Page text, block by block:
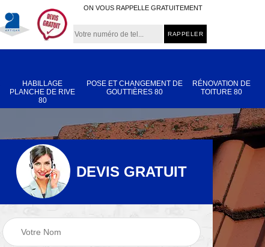
ON VOUS RAPPELLE GRATUITEMENT
HABILLAGE
PLANCHE DE RIVE
80
POSE ET CHANGEMENT DE
GOUTTIÈRES 80
RÉNOVATION DE
TOITURE 80
Urgence fuite de
Habillage planche
de rive 80
DEVIS GRATUIT